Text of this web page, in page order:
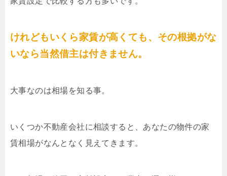
けれどもいくら家賃が高くても、その根拠がな
いなら当然借主は付きません。
大事なのは相場を知る事。
いくつか不動産会社に相談すると、あなたの物件の家
賃相場がなんとなく見えてきます。